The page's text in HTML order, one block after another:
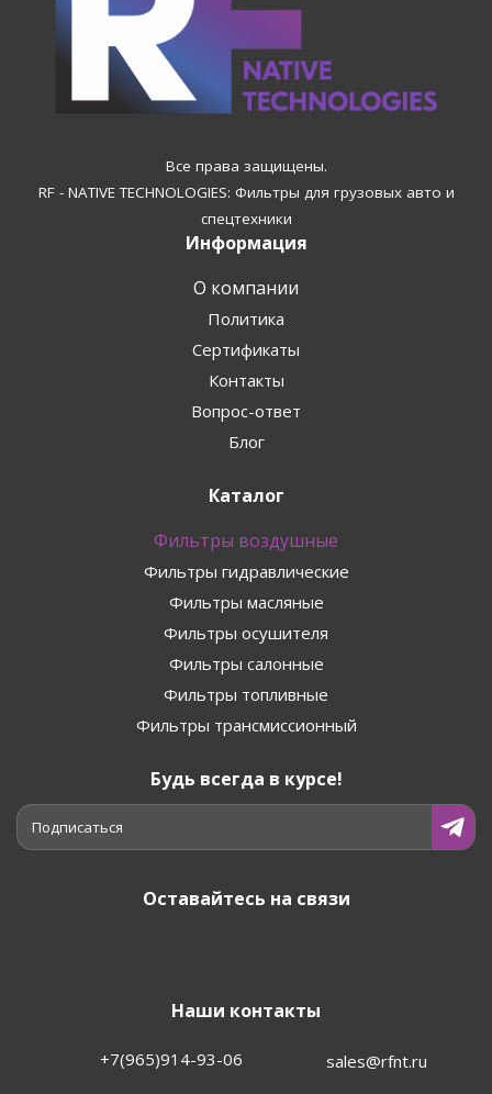
Все права защищены.
RF - NATIVE TECHNOLOGIES: Фильтры для грузовых авто и
спецтехники
Информация
О компании
Политика
Сертификаты
Контакты
Вопрос-ответ
Блог
Каталог
Фильтры воздушные
Фильтры гидравлические
Фильтры масляные
Фильтры осушителя
Фильтры салонные
Фильтры топливные
Фильтры трансмиссионный
Будь всегда в курсе!
Подписаться
Оставайтесь на связи
Наши контакты
+7(965)914-93-06 sales@rfnt.ru